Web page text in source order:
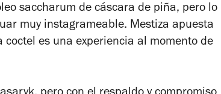
leo saccharum de cáscara de piña, pero lo
muy instagrameable. Mestiza apuesta
es una experiencia al momento de